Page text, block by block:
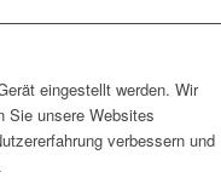
eingestellt werden. Wir
Sie unsere Websites
verbessern und